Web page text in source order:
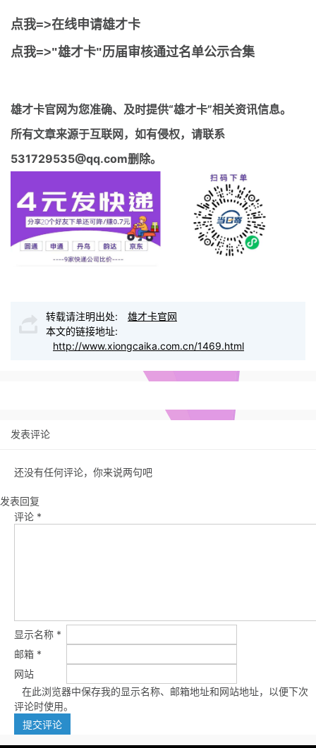
点我=>在线申请雄才卡
点我=>"雄才卡"历届审核通过名单公示合集
雄才卡官网为您准确、及时提供“雄才卡”相关资讯信息。
所有文章来源于互联网，如有侵权，请联系
531729535@qq.com删除。
转载请注明出处:
雄才卡官网
本文的链接地址:
http://www.xiongcaika.com.cn/1469.html
发表评论
还没有任何评论，你来说两句吧
发表回复
评论 *
显示名称 *
邮箱 *
网站
在此浏览器中保存我的显示名称、邮箱地址和网站地址，以便下次
评论时使用。